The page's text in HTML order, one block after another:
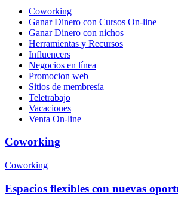
Coworking
Ganar Dinero con Cursos On-line
Ganar Dinero con nichos
Herramientas y Recursos
Influencers
Negocios en línea
Promocion web
Sitios de membresía
Teletrabajo
Vacaciones
Venta On-line
Coworking
Coworking
Espacios flexibles con nuevas